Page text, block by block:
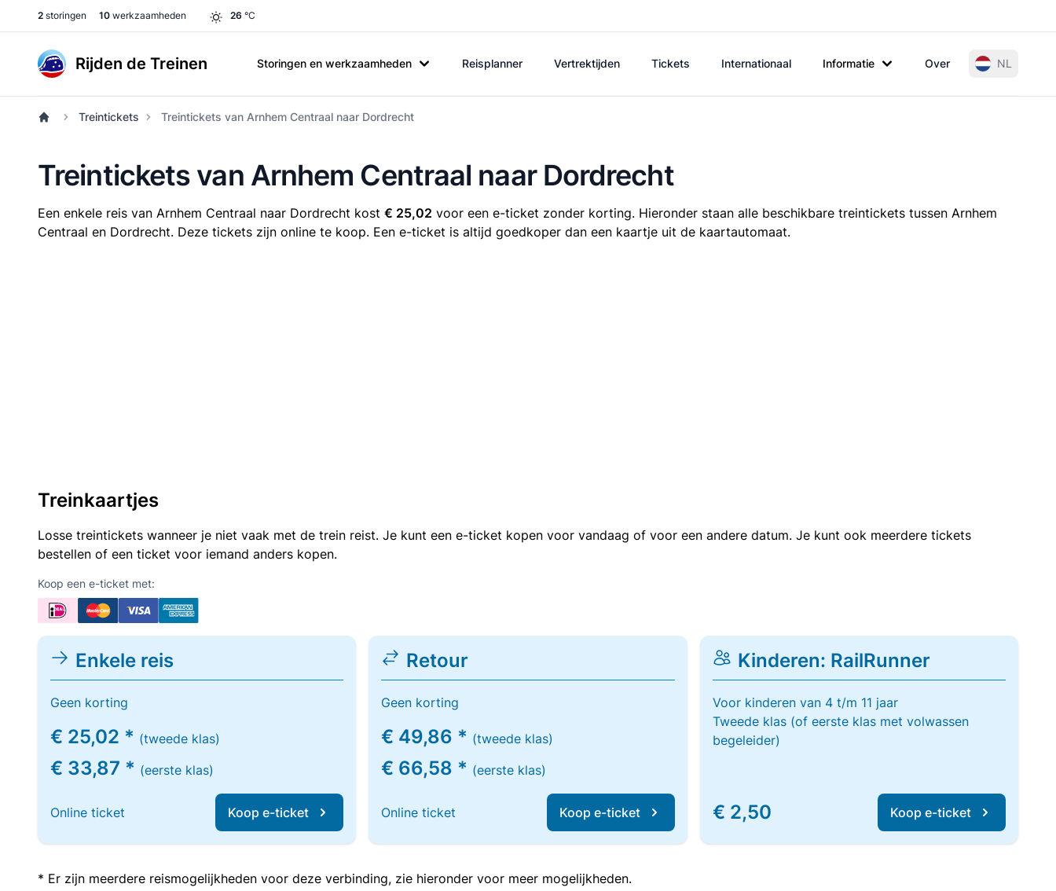
2 storingen 10 werkzaamheden 26 °C
Rijden de Treinen Storingen en werkzaamheden Reisplanner Vertrektijden Tickets Internationaal Informatie Over NL
Treintickets Treintickets van Arnhem Centraal naar Dordrecht
Treintickets van Arnhem Centraal naar Dordrecht
Een enkele reis van Arnhem Centraal naar Dordrecht kost € 25,02 voor een e-ticket zonder korting. Hieronder staan alle beschikbare treintickets tussen Arnhem
Centraal en Dordrecht. Deze tickets zijn online te koop. Een e-ticket is altijd goedkoper dan een kaartje uit de kaartautomaat.
Treinkaartjes
Losse treintickets wanneer je niet vaak met de trein reist. Je kunt een e-ticket kopen voor vandaag of voor een andere datum. Je kunt ook meerdere tickets
bestellen of een ticket voor iemand anders kopen.
Koop een e-ticket met:
Enkele reis
Geen korting
€ 25,02 * (tweede klas)
€ 33,87 * (eerste klas)
Online ticket Koop e-ticket
Retour
Geen korting
€ 49,86 * (tweede klas)
€ 66,58 * (eerste klas)
Online ticket Koop e-ticket
Kinderen: RailRunner
Voor kinderen van 4 t/m 11 jaar
Tweede klas (of eerste klas met volwassen
begeleider)
€ 2,50 Koop e-ticket
* Er zijn meerdere reismogelijkheden voor deze verbinding, zie hieronder voor meer mogelijkheden.